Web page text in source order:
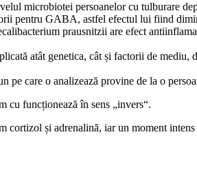
microbiotei persoanelor cu tulburare
pentru GABA, astfel efectul lui fiind
prausnitzii are efect
atât genetica, cât și factorii de
pe care o analizează provine de la o
cu funcționează în sens „invers“.
cortizol și adrenalină, iar un moment